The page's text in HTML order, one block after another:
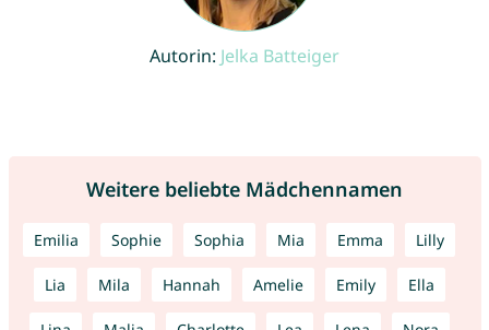
Autorin: Jelka Batteiger
Weitere beliebte Mädchennamen
Emilia Sophie Sophia Mia Emma Lilly
Lia Mila Hannah Amelie Emily Ella